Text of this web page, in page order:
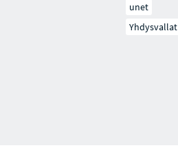
unet
Yhdysvallat